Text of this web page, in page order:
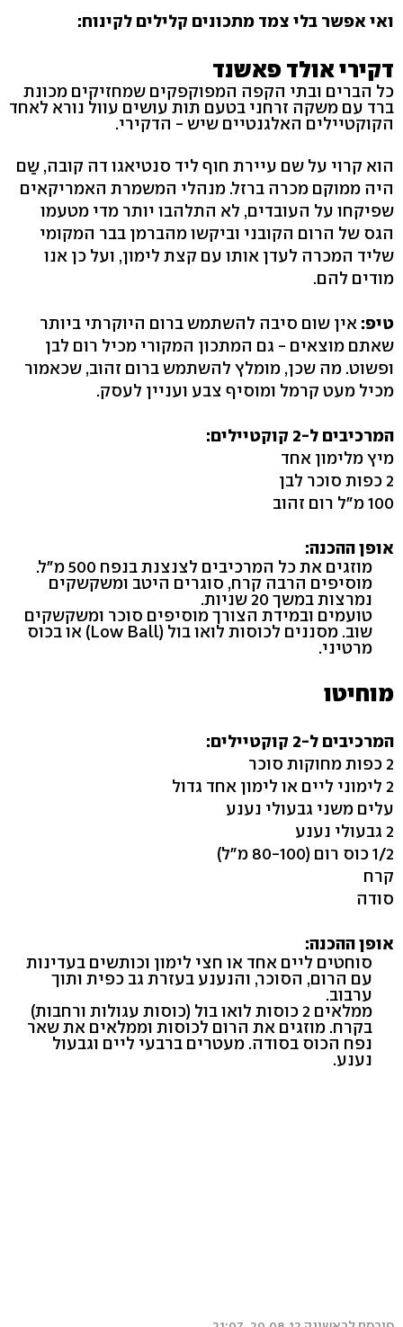
ואי אפשר בלי צמד מתכונים קלילים לקינוח:
דקירי אולד פאשנד
כל הברים ובתי הקפה המפוקפקים שמחזיקים מכונת
ברד עם משקה זרחני בטעם תות עושים עוול נורא לאחד
הקוקטיילים האלגנטיים שיש - הדקירי.
הוא קרוי על שם עיירת חוף ליד סנטיאגו דה קובה, שַם
היה ממוקם מכרה ברזל. מנהלי המשמרת האמריקאים
שפיקחו על העובדים, לא התלהבו יותר מדי מטעמו
הגס של הרום הקובני וביקשו מהברמן בבר המקומי
שליד המכרה לעדן אותו עם קצת לימון, ועל כן אנו
מודים להם.
טיפ: אין שום סיבה להשתמש ברום היוקרתי ביותר
שאתם מוצאים - גם המתכון המקורי מכיל רום לבן
ופשוט. מה שכן, מומלץ להשתמש ברום זהוב, שכאמור
מכיל מעט קרמל ומוסיף צבע ועניין לעסק.
המרכיבים ל-2 קוקטיילים:
מיץ מלימון אחד
2 כפות סוכר לבן
100 מ"ל רום זהוב
אופן ההכנה:
מוזגים את כל המרכיבים לצנצנת בנפח 500 מ"ל.
מוסיפים הרבה קרח, סוגרים היטב ומשקשקים
נמרצות במשך 20 שניות.
טועמים ובמידת הצורך מוסיפים סוכר ומשקשקים
שוב. מסננים לכוסות לואו בול (Low Ball) או בכוס
מרטיני.
מוחיטו
המרכיבים ל-2 קוקטיילים:
2 כפות מחוקות סוכר
2 לימוני ליים או לימון אחד גדול
עלים משני גבעולי נענע
2 גבעולי נענע
1/2 כוס רום (80-100 מ"ל)
קרח
סודה
אופן ההכנה:
סוחטים ליים אחד או חצי לימון וכותשים בעדינות
עם הרום, הסוכר, והנענע בעזרת גב כפית ותוך
ערבוב.
ממלאים 2 כוסות לואו בול (כוסות עגולות ורחבות)
בקרח. מוזגים את הרום לכוסות וממלאים את שאר
נפח הכוס בסודה. מעטרים ברבעי ליים וגבעול
נענע.